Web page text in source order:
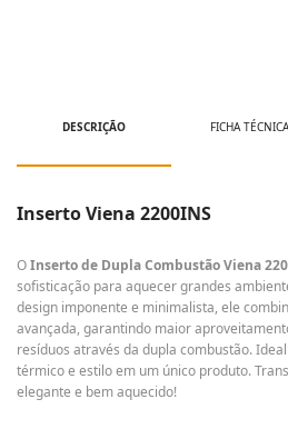
DESCRIÇÃO FICHA TÉCNICA
Inserto Viena 2200INS
OInserto de Dupla Combustão Viena
sofisticação para aquecer grandes
design imponente e minimalista, ele
avançada, garantindo maior
resíduos através da dupla combustão.
térmico e estilo em um único produto.
elegante e bem aquecido!